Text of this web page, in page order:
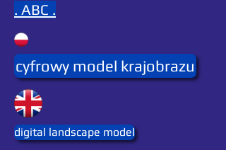
. ABC .
cyfrowy model krajobrazu
digital landscape model